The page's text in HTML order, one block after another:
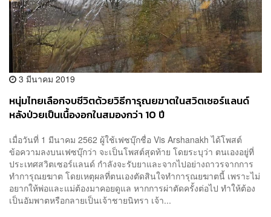
3 มีนาคม 2019
หนุ่มไทยเลือกจบชีวิตด้วยวิธีการุณยฆาตในสวิตเซอร์แลนด์
หลังป่วยเป็นเนื้องอกในสมองกว่า 10 ปี
เมื่อวันที่ 1 มีนาคม 2562 ผู้ใช้เฟซบุ๊กชื่อ Vis Arshanakh ได้โพสต์
ข้อความลงบนเฟซบุ๊กว่า จะเป็นโพสต์สุดท้าย โดยระบุว่า ตนเองอยู่ที่
ประเทศสวิตเซอร์แลนด์ กำลังจะรับยาและจากไปอย่างถาวรจากการ
ทำการุณยฆาต โดยเหตุผลที่ตนเองตัดสินใจทำการุณยฆาตนี้ เพราะไม่
อยากให้พ่อและแม่ต้องมาคอยดูแล หากการผ่าตัดครั้งต่อไป ทำให้ต้อง
เป็นอัมพาตหรือกลายเป็นเจ้าชายนิทรา เจ้า...